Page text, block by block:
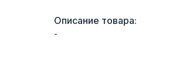
Описание товара:
-